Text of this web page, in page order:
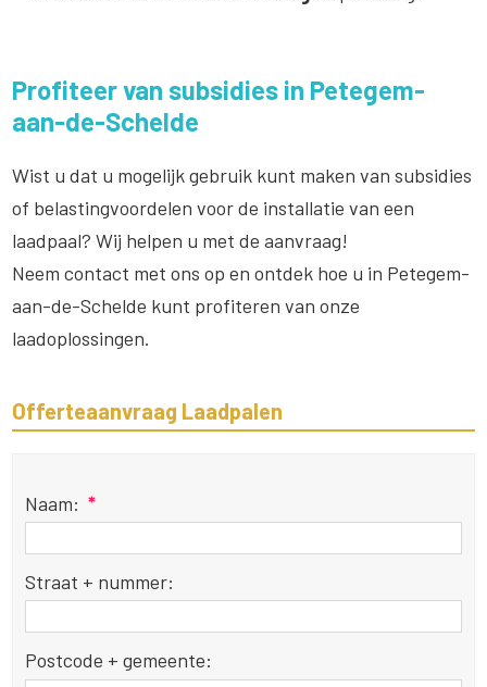
Profiteer van subsidies in Petegem-
aan-de-Schelde
Wist u dat u mogelijk gebruik kunt maken van subsidies
of belastingvoordelen voor de installatie van een
laadpaal? Wij helpen u met de aanvraag!
Neem contact met ons op en ontdek hoe u in Petegem-
aan-de-Schelde kunt profiteren van onze
laadoplossingen.
Offerteaanvraag Laadpalen
Naam: *
Straat + nummer:
Postcode + gemeente: